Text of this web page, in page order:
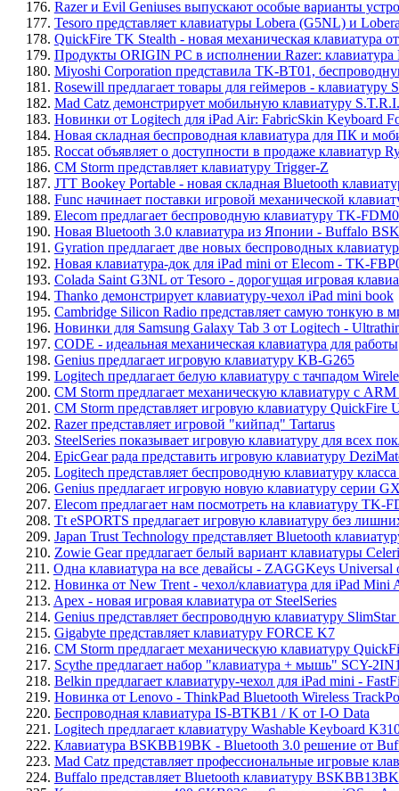
176. Razer и Evil Geniuses выпускают особые варианты
177. Tesoro представляет клавиатуры Lobera (G5NL) и
178. QuickFire TK Stealth - новая механическая клавиатура
179. Продукты ORIGIN PC в исполнении Razer:
180. Miyoshi Corporation представила TK-BT01,
181. Rosewill предлагает товары для геймеров -
182. Mad Catz демонстрирует мобильную клавиатуру
183. Новинки от Logitech для iPad Air: FabricSkin Keyboard
184. Новая складная беспроводная клавиатура для ПК и
185. Roccat объявляет о доступности в продаже клавиатур
186. CM Storm представляет клавиатуру Trigger-Z
187. JTT Bookey Portable - новая складная Bluetooth
188. Func начинает поставки игровой механической
189. Elecom предлагает беспроводную клавиатуру TK-
190. Новая Bluetooth 3.0 клавиатура из Японии - Buffalo
191. Gyration предлагает две новых беспроводных
192. Новая клавиатура-док для iPad mini от Elecom - TK-
193. Colada Saint G3NL от Tesoro - дорогущая игровая
194. Thanko демонстрирует клавиатуру-чехол iPad mini book
195. Cambridge Silicon Radio представляет самую тонкую в
196. Новинки для Samsung Galaxy Tab 3 от Logitech -
197. CODE - идеальная механическая клавиатура для работы
198. Genius предлагает игровую клавиатуру KB-G265
199. Logitech предлагает белую клавиатуру с тачпадом
200. CM Storm предлагает механическую клавиатуру с
201. CM Storm представляет игровую клавиатуру QuickFire
202. Razer представляет игровой "кийпад" Tartarus
203. SteelSeries показывает игровую клавиатуру для всех
204. EpicGear рада представить игровую клавиатуру
205. Logitech представляет беспроводную клавиатуру
206. Genius предлагает игровую новую клавиатуру серии
207. Elecom предлагает нам посмотреть на клавиатуру TK-
208. Tt eSPORTS предлагает игровую клавиатуру без
209. Japan Trust Technology представляет Bluetooth
210. Zowie Gear предлагает белый вариант клавиатуры
211. Одна клавиатура на все девайсы - ZAGGKeys Universal
212. Новинка от New Trent - чехол/клавиатура для iPad
213. Apex - новая игровая клавиатура от SteelSeries
214. Genius представляет беспроводную клавиатуру
215. Gigabyte представляет клавиатуру FORCE K7
216. CM Storm предлагает механическую клавиатуру
217. Scythe предлагает набор "клавиатура + мышь" SCY-
218. Belkin предлагает клавиатуру-чехол для iPad mini -
219. Новинка от Lenovo - ThinkPad Bluetooth Wireless
220. Беспроводная клавиатура IS-BTKB1 / K от I-O Data
221. Logitech предлагает клавиатуру Washable Keyboard
222. Клавиатура BSKBB19BK - Bluetooth 3.0 решение от
223. Mad Catz представляет профессиональные игровые
224. Buffalo представляет Bluetooth клавиатуру BSKBB13BK